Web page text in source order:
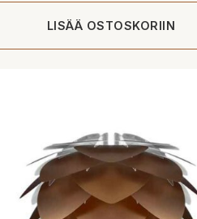
LISÄÄ OSTOSKORIIN